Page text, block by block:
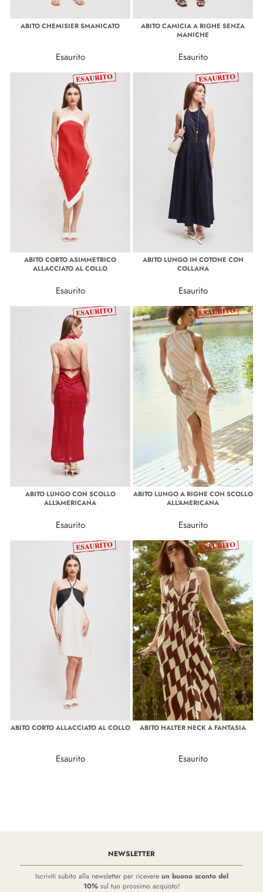
ABITO CHEMISIER SMANICATO
Esaurito
ABITO CAMICIA A RIGHE SENZA
MANICHE
Esaurito
ABITO CORTO ASIMMETRICO
ALLACCIATO AL COLLO
Esaurito
ABITO LUNGO IN COTONE CON
COLLANA
Esaurito
ABITO LUNGO CON SCOLLO
ALL'AMERICANA
Esaurito
ABITO LUNGO A RIGHE CON SCOLLO
ALL'AMERICANA
Esaurito
ABITO CORTO ALLACCIATO AL COLLO
Esaurito
ABITO HALTER NECK A FANTASIA
Esaurito
NEWSLETTER
Iscriviti subito alla newsletter per ricevere un buono sconto del
10%sul tuo prossimo acquisto!